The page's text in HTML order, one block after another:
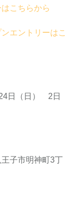
こちらから
エントリーはこ
日（日） 2日
子市明神町3丁